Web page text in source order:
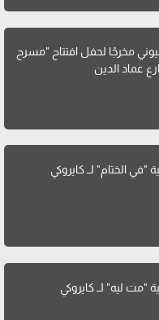
مخرجًا لحفل افتتاح "مسرح
عماد الدين
"في الختام" لــ كايروكي
"مت ليه" لــ كايروكي